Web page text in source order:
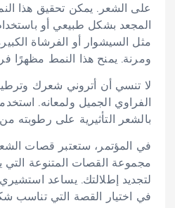
على الشعر. يمكن تحقيق هذا
المجعد بشكل طبيعي أو
مثل السيشوار أو الفرشاة
ومرنة. يمنح هذا النمط مظهرًا
لا تنسي أن أتروني شعرك
الفراوي الجميل ولمعانه.
بالشعر التأثيرية على رطوبته
في المؤتمر، ستعتبر قصات
مجموعة القصات المتنوعة التي
لتجديد إطلالتك. يساعد
في اختيار القصة التي تناسب